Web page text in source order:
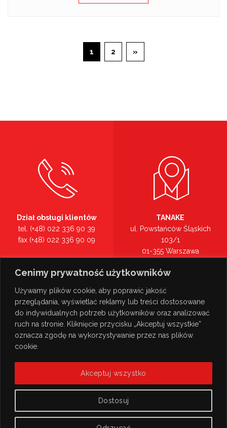
Cenimy prywatność użytkowników
Używamy plików cookie, aby poprawić jakość
przeglądania, wyświetlać reklamy lub treści dostosowane
do indywidualnych potrzeb użytkowników oraz analizować
ruch na stronie. Kliknięcie przycisku „Akceptuj wszystkie”
oznacza zgodę na wykorzystywanie przez nas plików
cookie.
Dostosuj
Akceptuj wszystko
1 2 »
Dział obsługi klientów
tel. (+48) 022 336 90 39
fax (+48) 022 336 90 09
tel. (+48) 022 336 90 00
TANAKE
ul. Powstańców Śląskich
103/1
01-355 Warszawa
Zobacz na mapie >